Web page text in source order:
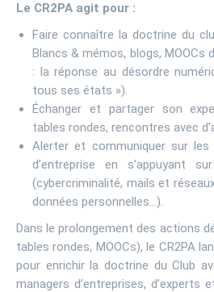
Le CR2PA agit pour :
Faire connaître la doctrine du
Blancs & mémos, blogs, MOOCs
: la réponse au désordre
tous ses états »).
Échanger et partager son
tables rondes, rencontres avec
Alerter et communiquer sur les
d’entreprise en s’appuyant
(cybercriminalité, mails et
données personnelles…).
Dans le prolongement des actions
tables rondes, MOOCs), le CR2PA
pour enrichir la doctrine du Club
managers d’entreprises, d’experts